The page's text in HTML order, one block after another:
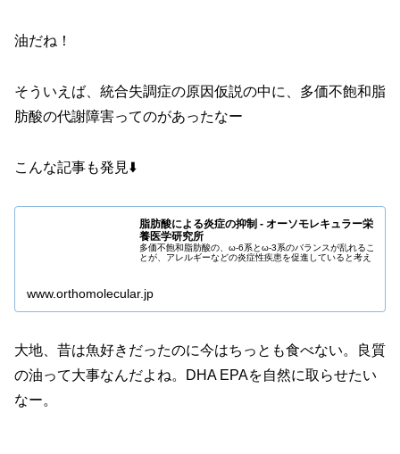
油だね！
そういえば、統合失調症の原因仮説の中に、多価不飽和脂
肪酸の代謝障害ってのがあったなー
こんな記事も発見⬇️
脂肪酸による炎症の抑制 - オーソモレキュラー栄
養医学研究所
多価不飽和脂肪酸の、ω-6系とω-3系のバランスが乱れるこ
とが、アレルギーなどの炎症性疾患を促進していると考え
www.orthomolecular.jp
大地、昔は魚好きだったのに今はちっとも食べない。良質
の油って大事なんだよね。DHA EPAを自然に取らせたい
なー。